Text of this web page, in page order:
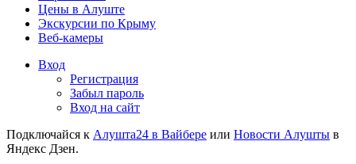
Цены в Алуште
Экскурсии по Крыму
Веб-камеры
Вход
Регистрация
Забыл пароль
Вход на сайт
Подключайся к Алушта24 в Вайбере или Новости Алушты в
Яндекс Дзен.